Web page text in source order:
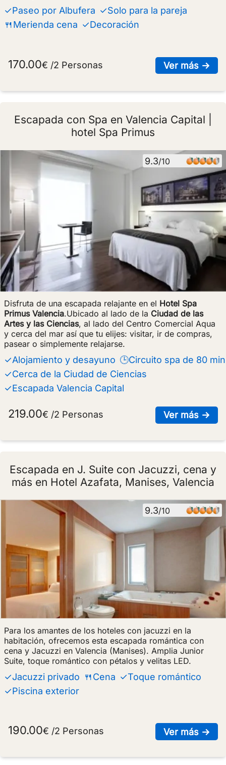
✓Paseo por Albufera ✓Solo para la pareja
🍴Merienda cena ✓Decoración
Ver más →
170.00€ /2 Personas
Escapada con Spa en Valencia Capital |
hotel Spa Primus
9.3/10
Disfruta de una escapada relajante en el Hotel Spa
Primus Valencia.Ubicado al lado de la Ciudad de las
Artes y las Ciencias, al lado del Centro Comercial Aqua
y cerca del mar así que tu elijes: visitar, ir de compras,
pasear o simplemente relajarse.
✓Alojamiento y desayuno 🕒Circuito spa de 80 min
✓Cerca de la Ciudad de Ciencias
✓Escapada Valencia Capital
Ver más →
219.00€ /2 Personas
Escapada en J. Suite con Jacuzzi, cena y
más en Hotel Azafata, Manises, Valencia
9.3/10
Para los amantes de los hoteles con jacuzzi en la
habitación, ofrecemos esta escapada romántica con
cena y Jacuzzi en Valencia (Manises). Amplia Junior
Suite, toque romántico con pétalos y velitas LED.
✓Jacuzzi privado 🍴Cena ✓Toque romántico
✓Piscina exterior
Ver más →
190.00€ /2 Personas